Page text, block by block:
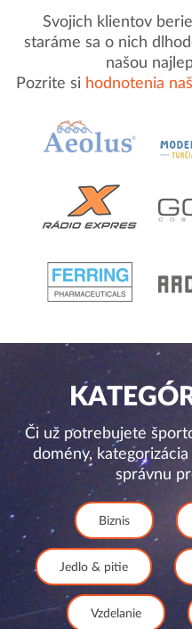
Svojich klientov
staráme sa o nich
našou
Pozrite si hodnotenia
Či už potrebujete
domény,
správnu
Biznis
Jedlo & pitie
Vzdelanie